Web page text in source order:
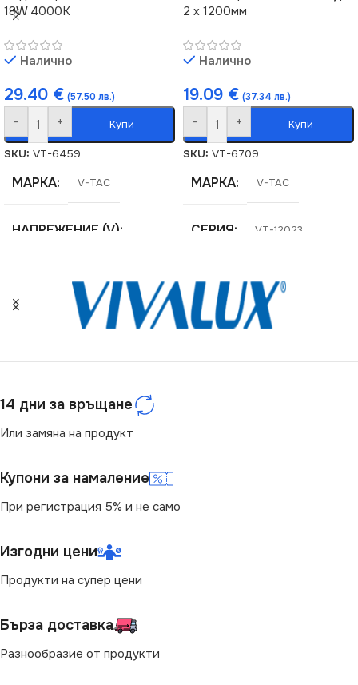
18W 4000K
Налично
29.40 € (57.50 лв.)
- + Купи
SKU: VT-6459
МАРКА V-TAC
НАПРЕЖЕНИЕ (V)
СЕРИЯ VT-12028
МОЩНОСТ (W) 18
СТЕПЕН НА ЗАЩИТА
(K)
4000
1700
2 х 1200мм
Налично
19.09 € (37.34 лв.)
- + Купи
SKU: VT-6709
МАРКА V-TAC
СЕРИЯ VT-12023
СТЕПЕН НА ЗАЩИТА
IP65
НАПРЕЖЕНИЕ (V)
14 дни за връщане
Или замяна на продукт
Купони за намаление
При регистрация 5% и не само
Изгодни цени
Продукти на супер цени
Бърза доставка
Разнообразие от продукти